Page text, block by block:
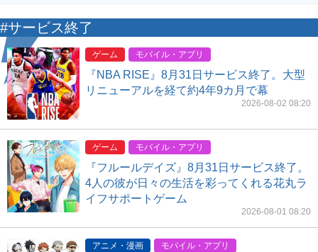
#サービス終了
ゲーム モバイル・アプリ
『NBA RISE』8月31日サービス終了。大型
リニューアルを経て約4年9カ月で幕
2026-08-02 08:20
ゲーム モバイル・アプリ
『フルールデイズ』8月31日サービス終了。
4人の彼が日々の生活を彩ってくれる花丸ラ
イフサポートゲーム
2026-08-01 08:20
アニメ・漫画 モバイル・アプリ